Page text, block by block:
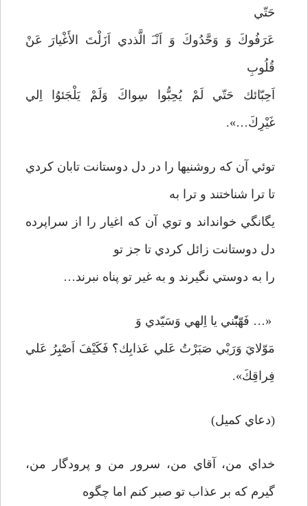
حَتّي
عَرَفُوكَ وَ وَحَّدُوكَ وَ اَنْـَ الَّذدي اَزَلْتَ الأَغْيارَ عَنْ
قُلُوبِ‌
اَحِبّائك حَتّي لَمْ يُحِبُّوا سِواكَ وَ‌لَمْ يَلْجَئوُا اِلي
غَيْرِكَ…».
توئي آن كه روشنيها را در دل دوستانت تابان كردي
تا ترا شناختند و ترا به
يگانگي خوانداند و توي آن كه اغيار را از سراپرده
دل دوستانت زائل كردي تا جز تو
را به دوستي نگيرند و به غير تو پناه نبرند…
«… فَهّبّْني يا اِلهي وَسَيّدي وَ
مَوّلايَ وَرَبْي صَبَرْتُ عَلي عَذابِك؟َ فَكَيْفَ اَصْبِِرُ عَلي
فِراقِكَ».
(دعاي كميل)
خداي من، آقاي من، سرور من و پرودگار من،
گيرم كه بر عذاب تو صبر كنم اما چگوه